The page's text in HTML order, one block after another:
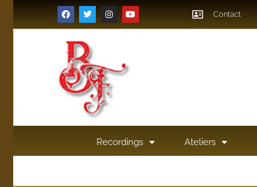
Contact
Recordings Ateliers